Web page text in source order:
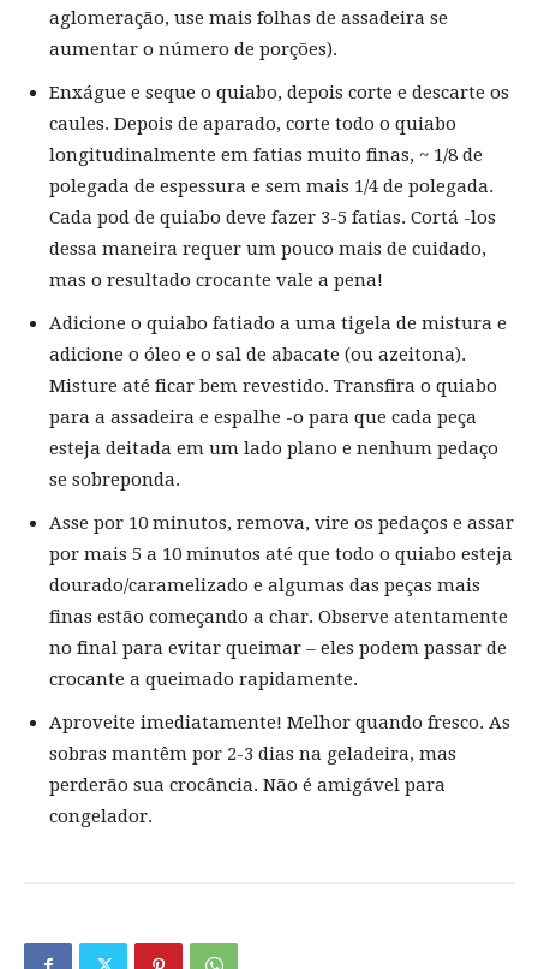
aglomeração, use mais folhas de assadeira se
aumentar o número de porções).
Enxágue e seque o quiabo, depois corte e descarte os
caules. Depois de aparado, corte todo o quiabo
longitudinalmente em fatias muito finas, ~ 1/8 de
polegada de espessura e sem mais 1/4 de polegada.
Cada pod de quiabo deve fazer 3-5 fatias. Cortá -los
dessa maneira requer um pouco mais de cuidado,
mas o resultado crocante vale a pena!
Adicione o quiabo fatiado a uma tigela de mistura e
adicione o óleo e o sal de abacate (ou azeitona).
Misture até ficar bem revestido. Transfira o quiabo
para a assadeira e espalhe -o para que cada peça
esteja deitada em um lado plano e nenhum pedaço
se sobreponda.
Asse por 10 minutos, remova, vire os pedaços e assar
por mais 5 a 10 minutos até que todo o quiabo esteja
dourado/caramelizado e algumas das peças mais
finas estão começando a char. Observe atentamente
no final para evitar queimar – eles podem passar de
crocante a queimado rapidamente.
Aproveite imediatamente! Melhor quando fresco. As
sobras mantêm por 2-3 dias na geladeira, mas
perderão sua crocância. Não é amigável para
congelador.